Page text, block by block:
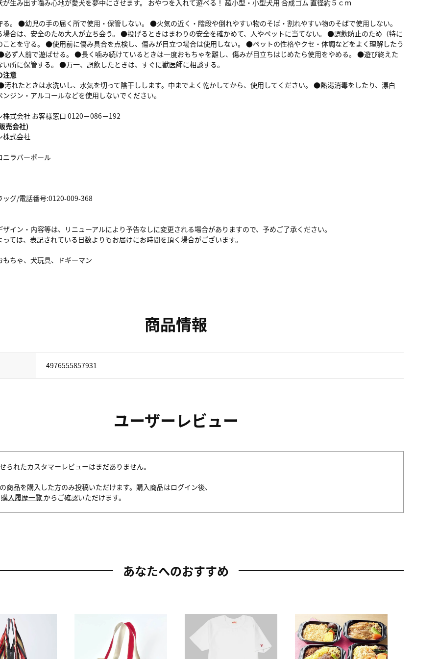
生み出す噛み心地が愛犬を夢中にさせます。 おやつを入れて遊べる！ 超小型・小型犬用 合成ゴム 直径約５ｃｍ
。 ●幼児の手の届く所で使用・保管しない。 ●火気の近く・階段や倒れやすい物のそば・割れやすい物のそばで使用しない。
合は、安全のため大人が立ち会う。 ●投げるときはまわりの安全を確かめて、人やペットに当てない。 ●誤飲防止のため（特に
ことを守る。 ●使用前に傷み具合を点検し、傷みが目立つ場合は使用しない。 ●ペットの性格やクセ・体調などをよく理解したう
ず人前で遊ばせる。 ●長く噛み続けているときは一度おもちゃを離し、傷みが目立ちはじめたら使用をやめる。 ●遊び終えた
所に保管する。 ●万一、誤飲したときは、すぐに獣医師に相談する。
注意
れたときは水洗いし、水気を切って陰干しします。中までよく乾かしてから、使用してください。 ●熱湯消毒をしたり、漂白
ジン・アルコールなどを使用しないでください。
株式会社 お客様窓口 0120－086－192
売会社)
株式会社
ニラバーボール
ッグ/電話番号:0120-009-368
イン・内容等は、リニューアルにより予告なしに変更される場合がありますので、予めご了承ください。
ては、表記されている日数よりもお届けにお時間を頂く場合がございます。
ちゃ、犬玩具、ドギーマン
商品情報
4976555857931
ユーザーレビュー
られたカスタマーレビューはまだありません。
商品を購入した方のみ投稿いただけます。購入商品はログイン後、
購入履歴一覧 からご確認いただけます。
あなたへのおすすめ